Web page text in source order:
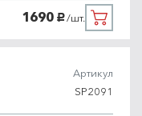
1690 руб./шт.
Артикул
SP2091